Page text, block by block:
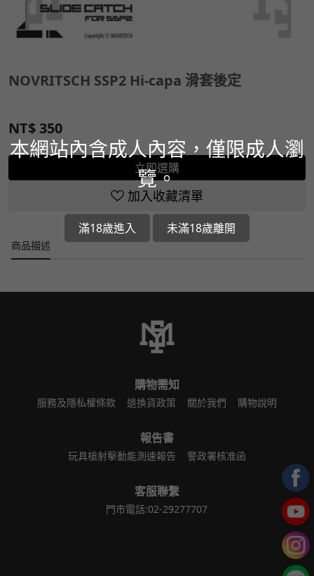
NOVRITSCH SSP2 Hi-capa 滑套後定
NT$ 350
立即選購
加入收藏清單
商品描述
購物需知
服務及隱私權條款 退換貨政策 關於我們 購物說明
報告書
玩具槍射擊動能測速報告 警政署核准函
客服聯繫
門市電話:02-29277707
本網站內含成人內容，僅限成人瀏
覽。
滿18歲進入 未滿18歲離開